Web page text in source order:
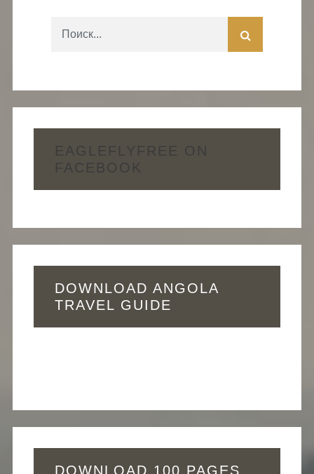
EAGLEFLYFREE ON
FACEBOOK
DOWNLOAD ANGOLA
TRAVEL GUIDE
DOWNLOAD 100 PAGES